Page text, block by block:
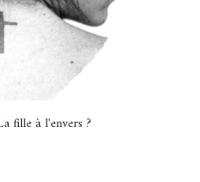
fille à l'envers ?